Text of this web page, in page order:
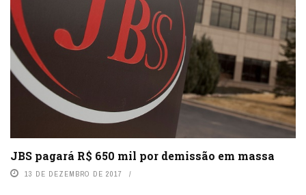
JBS pagará R$ 650 mil por demissão em massa
13 DE DEZEMBRO DE 2017